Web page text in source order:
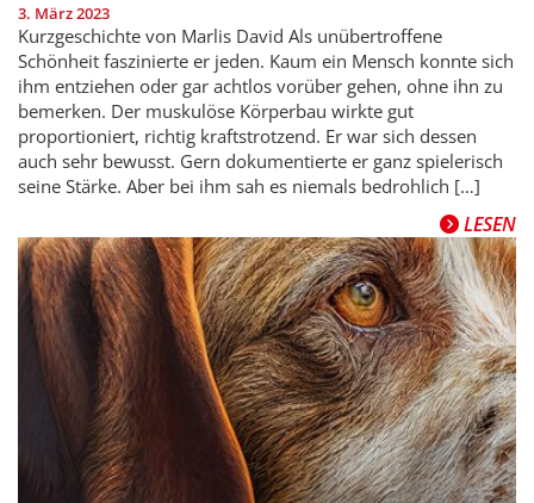
3. März 2023
Kurzgeschichte von Marlis David Als unübertroffene
Schönheit faszinierte er jeden. Kaum ein Mensch konnte sich
ihm entziehen oder gar achtlos ­vorüber gehen, ohne ihn zu
bemerken. Der muskulöse Körperbau wirkte gut
proportioniert, richtig kraftstrotzend. Er war sich dessen
auch sehr bewusst. Gern dokumentierte er ganz spielerisch
seine Stärke. Aber bei ihm sah es niemals bedrohlich […]
LESEN